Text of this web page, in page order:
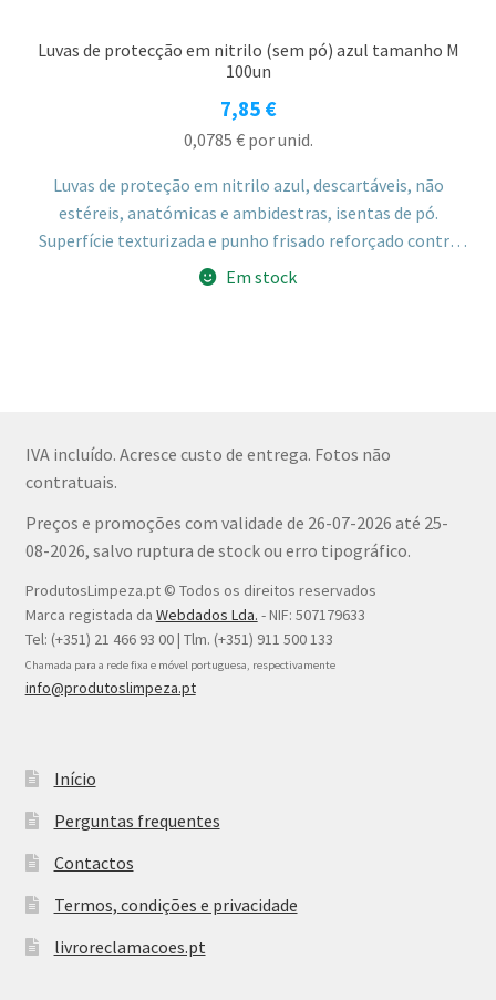
Luvas de protecção em nitrilo (sem pó) azul tamanho M
100un
7,85 €
0,0785 €por unid.
Luvas de proteção em nitrilo azul, descartáveis, não
estéreis, anatómicas e ambidestras, isentas de pó.
Superfície texturizada e punho frisado reforçado contra
rasgões, tamanho M.
Em stock
IVA incluído. Acresce custo de entrega. Fotos não
contratuais.
Preços e promoções com validade de 26-07-2026 até 25-
08-2026, salvo ruptura de stock ou erro tipográfico.
ProdutosLimpeza.pt © Todos os direitos reservados
Marca registada da Webdados Lda. - NIF: 507179633
Tel: (+351) 21 466 93 00 | Tlm. (+351) 911 500 133
Chamada para a rede fixa e móvel portuguesa, respectivamente
info@produtoslimpeza.pt
Início
Perguntas frequentes
Contactos
Termos, condições e privacidade
livroreclamacoes.pt